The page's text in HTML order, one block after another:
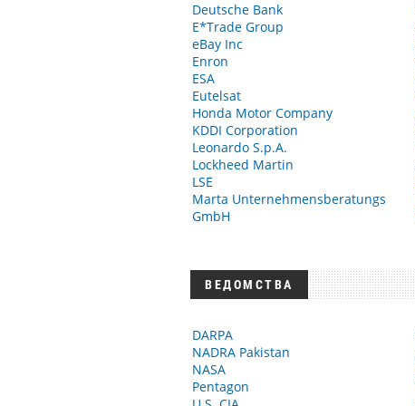
Deutsche Bank
E*Trade Group
eBay Inc
Enron
ESA
Eutelsat
Honda Motor Company
KDDI Corporation
Leonardo S.p.A.
Lockheed Martin
LSE
Marta Unternehmensberatungs
GmbH
ВЕДОМСТВА
DARPA
NADRA Pakistan
NASA
Pentagon